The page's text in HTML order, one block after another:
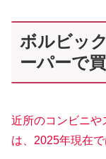
ボルビッ
ーパーで
近所のコンビニや
は、2025年現在